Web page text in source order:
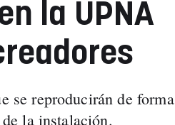
la UPNA
se reproducirán de forma
la instalación.